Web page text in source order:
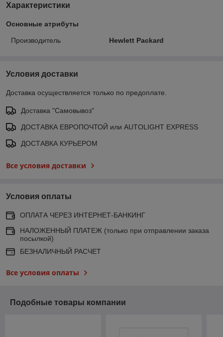
Характеристики
Основные атрибуты
Производитель Hewlett Packard
Условия доставки
Доставка осуществляется только по предоплате.
Доставка "Самовывоз"
ДОСТАВКА ЕВРОПОЧТОЙ или AUTOLIGHT EXPRESS
ДОСТАВКА КУРЬЕРОМ
Все условия доставки
Условия оплаты
ОПЛАТА ЧЕРЕЗ ИНТЕРНЕТ-БАНКИНГ
НАЛОЖЕННЫЙ ПЛАТЕЖ (только при отправлении заказа
посылкой)
БЕЗНАЛИЧНЫЙ РАСЧЕТ
Все условия оплаты
Подобные товары компании